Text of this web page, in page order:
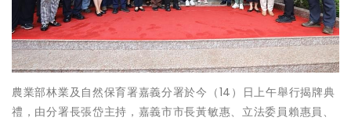
農業部林業及自然保育署嘉義分署於今（14）日上午舉行揭牌典
禮，由分署長張岱主持，嘉義市市長黃敏惠、立法委員賴惠員、